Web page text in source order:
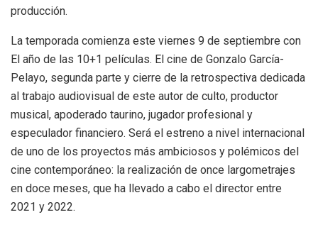
producción.
La temporada comienza este viernes 9 de septiembre con
El año de las 10+1 películas. El cine de Gonzalo García-
Pelayo, segunda parte y cierre de la retrospectiva dedicada
al trabajo audiovisual de este autor de culto, productor
musical, apoderado taurino, jugador profesional y
especulador financiero. Será el estreno a nivel internacional
de uno de los proyectos más ambiciosos y polémicos del
cine contemporáneo: la realización de once largometrajes
en doce meses, que ha llevado a cabo el director entre
2021 y 2022.